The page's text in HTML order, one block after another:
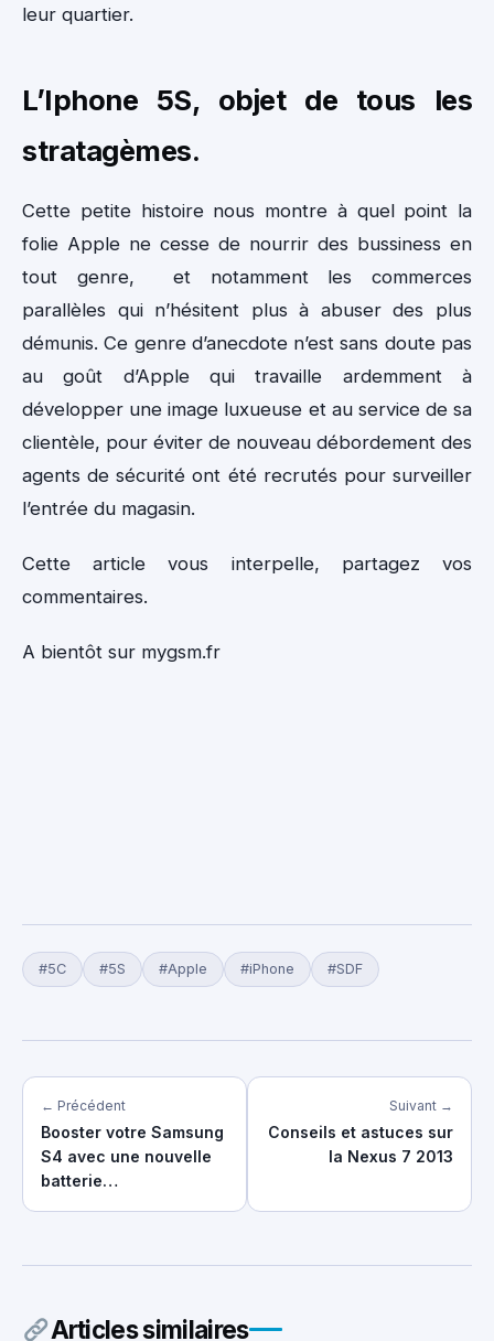
leur quartier.
L’Iphone 5S, objet de tous les
stratagèmes.
Cette petite histoire nous montre à quel point la
folie Apple ne cesse de nourrir des bussiness en
tout genre, et notamment les commerces
parallèles qui n’hésitent plus à abuser des plus
démunis. Ce genre d’anecdote n’est sans doute pas
au goût d’Apple qui travaille ardemment à
développer une image luxueuse et au service de sa
clientèle, pour éviter de nouveau débordement des
agents de sécurité ont été recrutés pour surveiller
l’entrée du magasin.
Cette article vous interpelle, partagez vos
commentaires.
A bientôt sur mygsm.fr
#5C #5S #Apple #iPhone #SDF
← Précédent
Booster votre Samsung
S4 avec une nouvelle
batterie…
Suivant →
Conseils et astuces sur
la Nexus 7 2013
Articles similaires